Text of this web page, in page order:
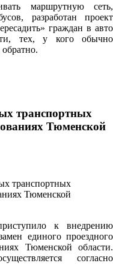
маршрутную сеть,
разработан проект
граждан в авто
тех, у кого обычно
транспортных
Тюменской
к внедрению
единого проездного
Тюменской области.
согласно